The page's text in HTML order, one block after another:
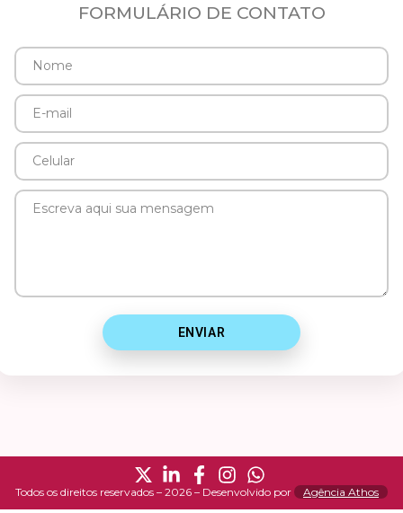
FORMULÁRIO DE CONTATO
Nome
mail
Celular
ENVIAR
Todos os direitos reservados – 2026 – Desenvolvido por Agência Athos